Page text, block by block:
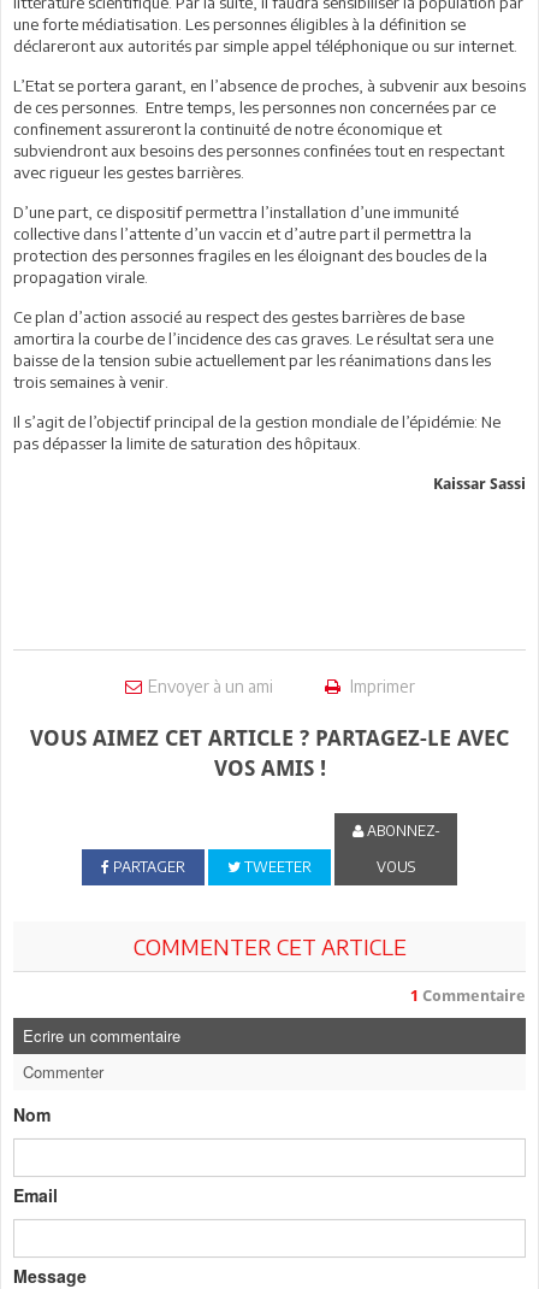
une forte médiatisation. Les personnes éligibles à la définition se
déclareront aux autorités par simple appel téléphonique ou sur internet.
L’Etat se portera garant, en l’absence de proches, à subvenir aux besoins
de ces personnes. Entre temps, les personnes non concernées par ce
confinement assureront la continuité de notre économique et
subviendront aux besoins des personnes confinées tout en respectant
avec rigueur les gestes barrières.
D’une part, ce dispositif permettra l’installation d’une immunité
collective dans l’attente d’un vaccin et d’autre part il permettra la
protection des personnes fragiles en les éloignant des boucles de la
propagation virale.
Ce plan d’action associé au respect des gestes barrières de base
amortira la courbe de l’incidence des cas graves. Le résultat sera une
baisse de la tension subie actuellement par les réanimations dans les
trois semaines à venir.
Il s’agit de l’objectif principal de la gestion mondiale de l’épidémie: Ne
pas dépasser la limite de saturation des hôpitaux.
Kaissar Sassi
Envoyer à un ami Imprimer
VOUS AIMEZ CET ARTICLE ? PARTAGEZ-LE AVEC
VOS AMIS !
PARTAGER TWEETER
ABONNEZ-
VOUS
COMMENTER CET ARTICLE
1 Commentaire
Ecrire un commentaire
Commenter
Nom
Email
Message